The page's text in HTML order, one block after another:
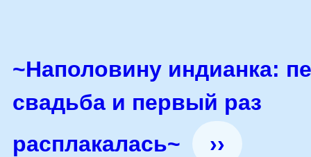
~Наполовину индианка:
свадьба и первый раз
расплакалась~
››